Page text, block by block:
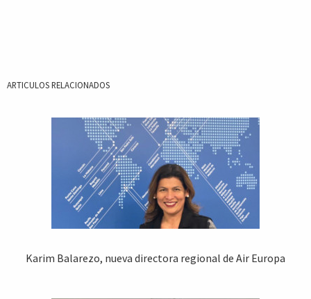
ARTICULOS RELACIONADOS
Karim Balarezo, nueva directora regional de Air Europa